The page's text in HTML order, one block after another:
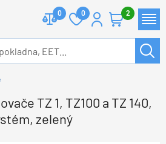
0 0 2
TZ 1, TZ100 a TZ 140,
zelený